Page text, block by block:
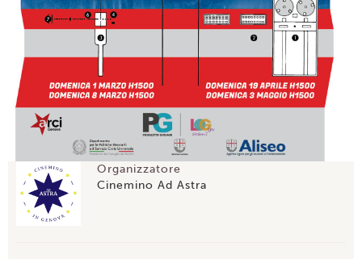
Organizzatore
Cinemino Ad Astra